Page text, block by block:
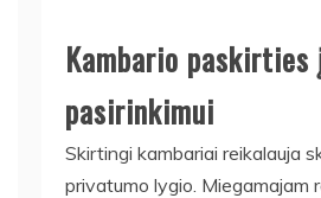
Kambario
pasirinkimui
Skirtingi kambariai reikalauja
privatumo lygio. Miegamajam